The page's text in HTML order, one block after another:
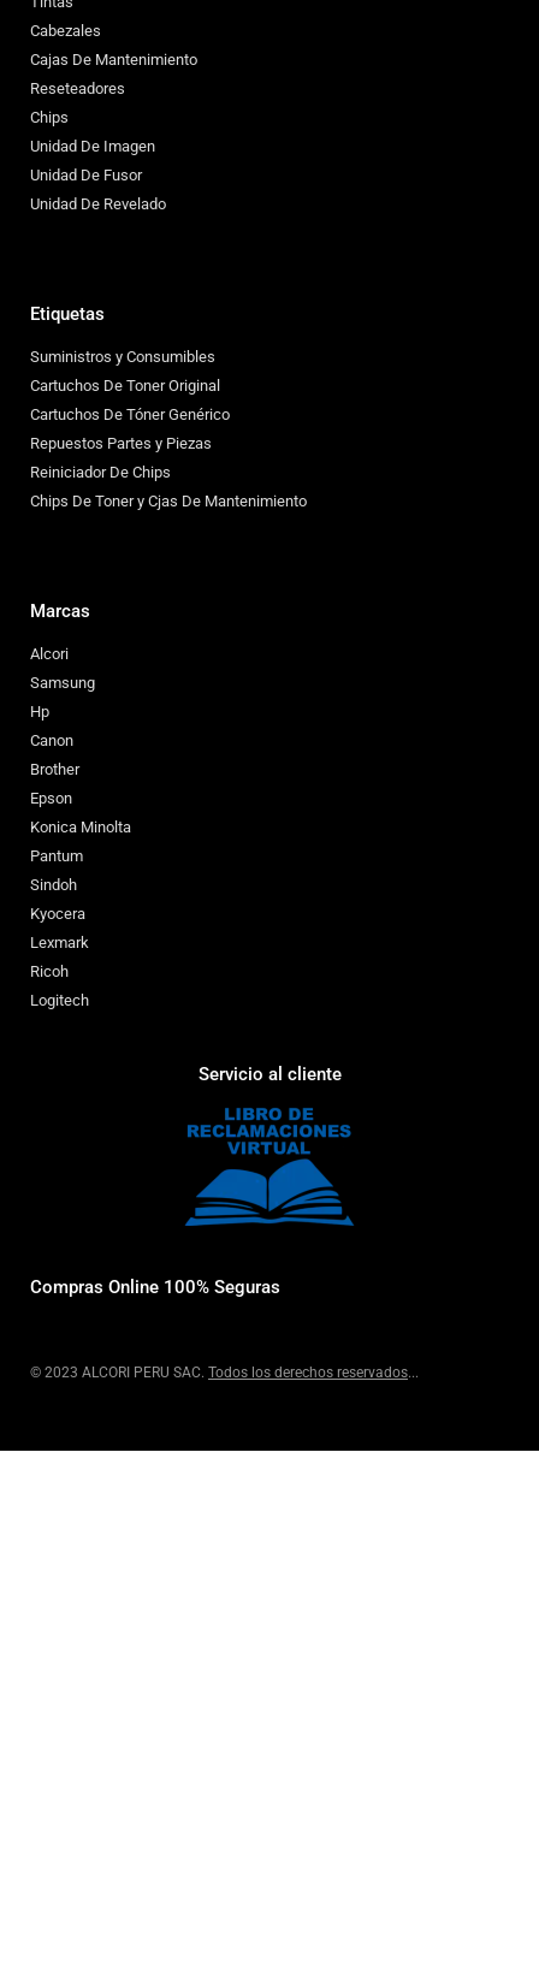
Cabezales
Cajas De Mantenimiento
Reseteadores
Chips
Unidad De Imagen
Unidad De Fusor
Unidad De Revelado
Etiquetas
Suministros y Consumibles
Cartuchos De Toner Original
Cartuchos De Tóner Genérico
Repuestos Partes y Piezas
Reiniciador De Chips
Chips De Toner y Cjas De Mantenimiento
Marcas
Alcori
Samsung
Hp
Canon
Brother
Epson
Konica Minolta
Pantum
Sindoh
Kyocera
Lexmark
Ricoh
Logitech
Servicio al cliente
Compras Online 100% Seguras
© 2023 ALCORI PERU SAC. Todos los derechos reservados...